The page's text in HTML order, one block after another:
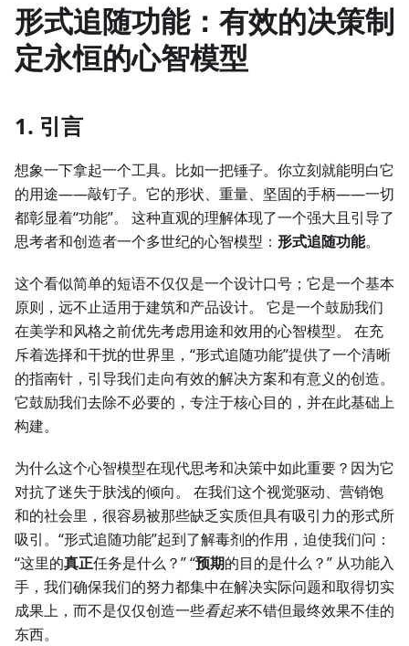
形式追随功能：有效的决策制
定永恒的心智模型
1. 引言
想象一下拿起一个工具。比如一把锤子。你立刻就能明白它
的用途——敲钉子。它的形状、重量、坚固的手柄——一切
都彰显着“功能”。 这种直观的理解体现了一个强大且引导了
思考者和创造者一个多世纪的心智模型： 形式追随功能。
这个看似简单的短语不仅仅是一个设计口号；它是一个基本
原则，远不止适用于建筑和产品设计。 它是一个鼓励我们
在美学和风格之前优先考虑用途和效用的心智模型。 在充
斥着选择和干扰的世界里，“形式追随功能”提供了一个清晰
的指南针，引导我们走向有效的解决方案和有意义的创造。
它鼓励我们去除不必要的，专注于核心目的，并在此基础上
构建。
为什么这个心智模型在现代思考和决策中如此重要？因为它
对抗了迷失于肤浅的倾向。 在我们这个视觉驱动、营销饱
和的社会里，很容易被那些缺乏实质但具有吸引力的形式所
吸引。“形式追随功能”起到了解毒剂的作用，迫使我们问：
“这里的真正任务是什么？” “预期的目的是什么？” 从功能入
手，我们确保我们的努力都集中在解决实际问题和取得切实
成果上，而不是仅仅创造一些看起来不错但最终效果不佳的
东西。